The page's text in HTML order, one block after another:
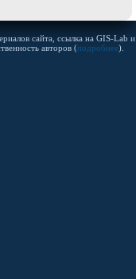
сайта, ссылка на GIS-Lab и
авторов (подробнее).